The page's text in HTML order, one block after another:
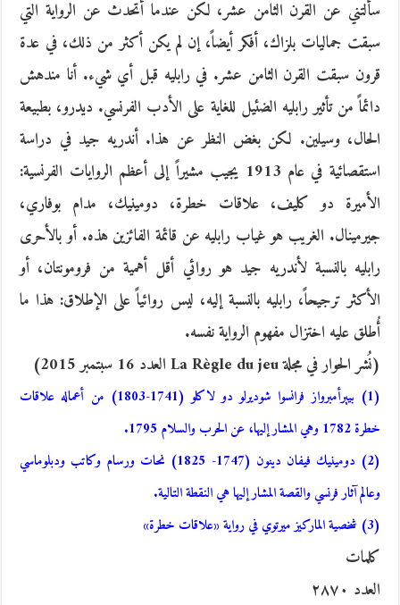
سألتني عن القرن الثامن عشر، لكن عندما أتحدث عن الرواية التي
سبقت جماليات بلزاك، أفكر أيضاً، إن لم يكن أكثر من ذلك، في عدة
قرون سبقت القرن الثامن عشر. في رابليه قبل أي شيء. أنا مندهش
دائماً من تأثير رابليه الضئيل للغاية على الأدب الفرنسي. ديدرو، بطبيعة
الحال، وسيلين. لكن بغض النظر عن هذا. أندريه جيد في دراسة
استقصائية في عام 1913 يجيب مشيراً إلى أعظم الروايات الفرنسية:
الأميرة دو كليف، علاقات خطرة، دومينيك، مدام بوفاري،
جيرمينال. الغريب هو غياب رابليه عن قائمة الفائزين هذه. أو بالأحرى
رابليه بالنسبة لأندريه جيد هو روائي أقل أهمية من فرومونتان، أو
الأكثر ترجيحاً، رابليه بالنسبة إليه، ليس روائياً على الإطلاق: هذا ما
أُطلق عليه اختزال مفهوم الرواية نفسه.
(نُشر الحوار في مجلة La Règle du jeu العدد 16 سبتمبر 2015)
(1) بييرأمبرواز فرانسوا شوديرلو دو لاكلو (1741-1803) من أعماله علاقات
خطرة 1782 وهي المشار إليها، عن الحرب والسلام 1795.
(2) دومينيك فيفان دينون (1747- 1825) نحات ورسام وكاتب ودبلوماسي
وعالم آثار فرنسي والقصة المشار إليها هي النقطة التالية.
(3) شخصية الماركيز ميرتوي في رواية «علاقات خطرة»
كلمات
العدد ٢٨٧٠